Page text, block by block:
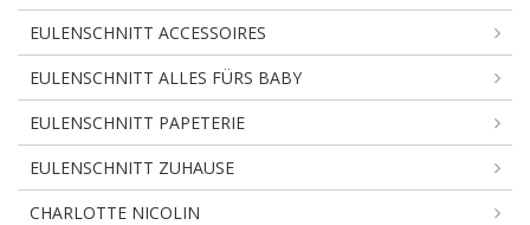
EULENSCHNITT ACCESSOIRES
EULENSCHNITT ALLES FÜRS BABY
EULENSCHNITT PAPETERIE
EULENSCHNITT ZUHAUSE
CHARLOTTE NICOLIN